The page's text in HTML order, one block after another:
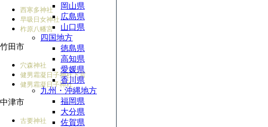
西寒多神社
早吸日女神社
柞原八幡宮
竹田市
穴森神社
健男霜凝日子神社下宮
健男霜凝日子神社
中津市
古要神社
岡山県
広島県
山口県
四国地方
徳島県
高知県
愛媛県
香川県
九州・沖縄地方
福岡県
大分県
佐賀県